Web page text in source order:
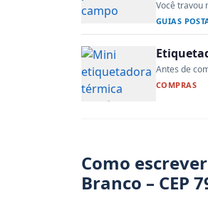
Você travou
GUIAS
Antes de
COMPRAS
Como
Branco – CEP